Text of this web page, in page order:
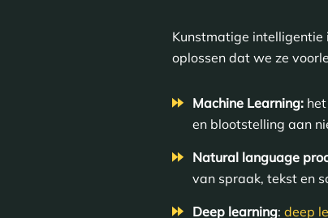
Kunstmatige intelligentie
oplossen dat we ze
Machine Learning:het
en blootstelling aan
Natural language
van spraak, tekst en
Deep learning: deep